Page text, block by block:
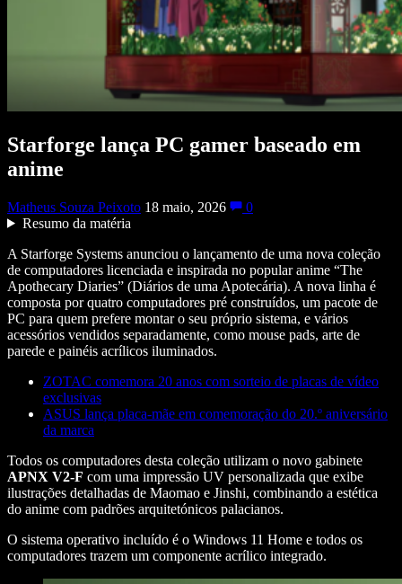
Starforge lança PC gamer baseado em
anime
Matheus Souza Peixoto 18 maio, 2026
0
Resumo da matéria
A Starforge Systems anunciou o lançamento de uma nova coleção
de computadores licenciada e inspirada no popular anime “The
Apothecary Diaries” (Diários de uma Apotecária). A nova linha é
composta por quatro computadores pré construídos, um pacote de
PC para quem prefere montar o seu próprio sistema, e vários
acessórios vendidos separadamente, como mouse pads, arte de
parede e painéis acrílicos iluminados.
ZOTAC comemora 20 anos com sorteio de placas de vídeo
exclusivas
ASUS lança placa-mãe em comemoração do 20.º aniversário
da marca
Todos os computadores desta coleção utilizam o novo gabinete
APNX V2-F com uma impressão UV personalizada que exibe
ilustrações detalhadas de Maomao e Jinshi, combinando a estética
do anime com padrões arquitetónicos palacianos.
O sistema operativo incluído é o Windows 11 Home e todos os
computadores trazem um componente acrílico integrado.